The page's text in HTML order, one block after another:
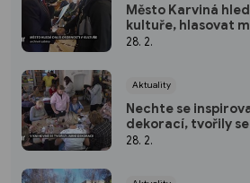
Město Karviná
kultuře, hlasovat
28. 2.
Aktuality
Nechte se
dekorací, tvořily
knihovně
28. 2.